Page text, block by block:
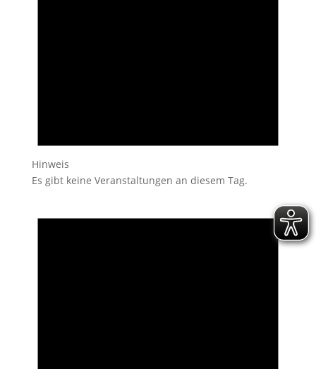
Hinweis
Es gibt keine Veranstaltungen an diesem Tag.